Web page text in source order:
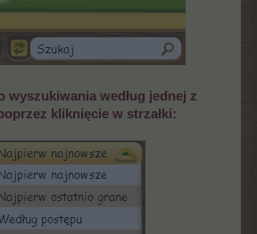
wyszukiwania według jednej z
kliknięcie w strzałki: